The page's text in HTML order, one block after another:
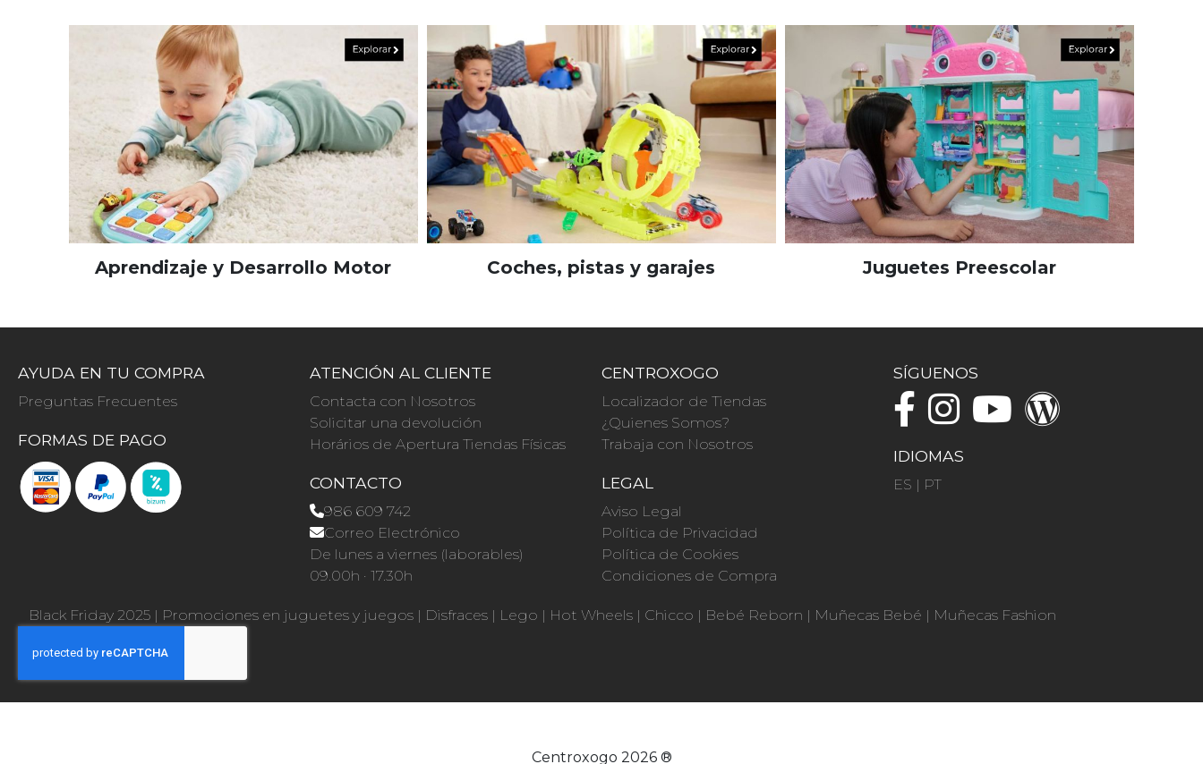
Aprendizaje y Desarrollo Motor Coches, pistas y garajes Juguetes Preescolar
AYUDA EN TU COMPRA
Preguntas Frecuentes
FORMAS DE PAGO
ATENCIÓN AL CLIENTE
Contacta con Nosotros
Solicitar una devolución
Horários de Apertura Tiendas Físicas
CONTACTO
986 609 742
Correo Electrónico
De lunes a viernes (laborables)
09.00h · 17.30h
CENTROXOGO
Localizador de Tiendas
¿Quienes Somos?
Trabaja con Nosotros
LEGAL
Aviso Legal
Política de Privacidad
Política de Cookies
Condiciones de Compra
SÍGUENOS
IDIOMAS
ES | PT
Black Friday 2025 | Promociones en juguetes y juegos | Disfraces | Lego | Hot Wheels | Chicco | Bebé Reborn | Muñecas Bebé | Muñecas Fashion
Centroxogo 2026 ®